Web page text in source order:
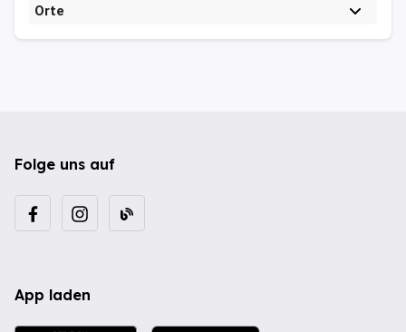
Orte
Folge uns auf
App laden